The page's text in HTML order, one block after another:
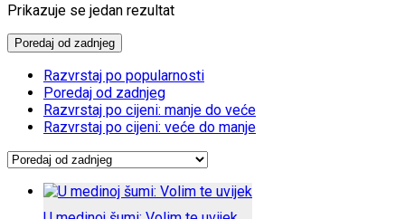
Prikazuje se jedan rezultat
Poredaj od zadnjeg
Razvrstaj po popularnosti
Poredaj od zadnjeg
Razvrstaj po cijeni: manje do veće
Razvrstaj po cijeni: veće do manje